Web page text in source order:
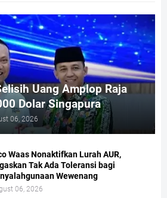
Uang Amplop Raja
Dolar Singapura
06, 2026
Waas Nonaktifkan Lurah AUR,
Tak Ada Toleransi bagi
Wewenang
06, 2026